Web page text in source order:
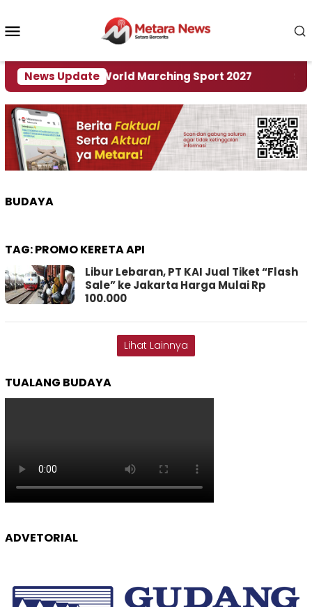
konten
News Update
Tuan Rumah World Marching Sport 2027 ‎Soal
BUDAYA
TAG:PROMO KERETA API
Libur Lebaran, PT KAI Jual Tiket “Flash
Sale” ke Jakarta Harga Mulai Rp
100.000
Lihat Lainnya
TUALANG BUDAYA
ADVETORIAL